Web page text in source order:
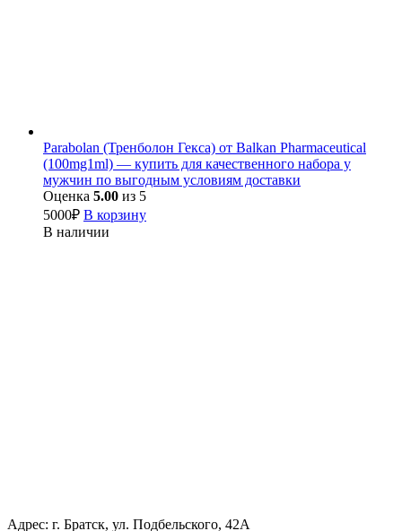
Parabolan (Тренболон Гекса) от Balkan Pharmaceutical
(100mg1ml) — купить для качественного набора у
мужчин по выгодным условиям доставки
Оценка 5.00 из 5
5000₽ В корзину
В наличии
Адрес: г. Братск, ул. Подбельского, 42А